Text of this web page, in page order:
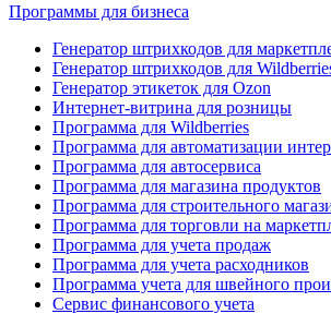
Программы для бизнеса
Генератор штрихкодов для
Генератор штрихкодов для
Генератор этикеток для Ozon
Интернет-витрина для розницы
Программа для Wildberries
Программа для автоматизации
Программа для автосервиса
Программа для магазина продуктов
Программа для строительного
Программа для торговли на
Программа для учета продаж
Программа для учета расходников
Программа учета для швейного
Сервис финансового учета